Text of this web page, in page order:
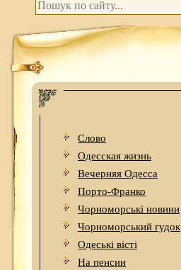
Слово
Одесская жизнь
Вечерняя Одесса
Порто-Франко
Чорноморські новини
Чорноморський гудок
Одеськi вiстi
На пенсии